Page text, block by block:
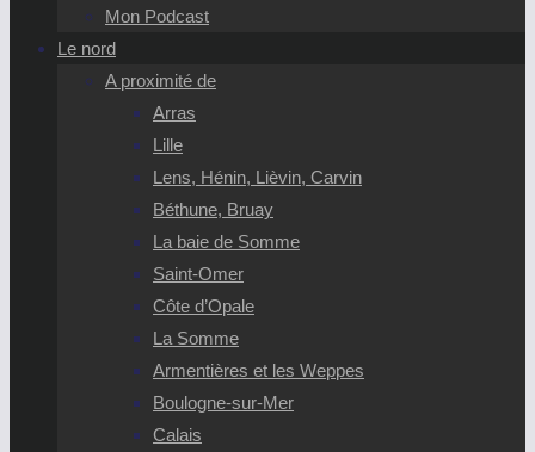
Mon Podcast
Le nord
A proximité de
Arras
Lille
Lens, Hénin, Lièvin, Carvin
Béthune, Bruay
La baie de Somme
Saint-Omer
Côte d’Opale
La Somme
Armentières et les Weppes
Boulogne-sur-Mer
Calais